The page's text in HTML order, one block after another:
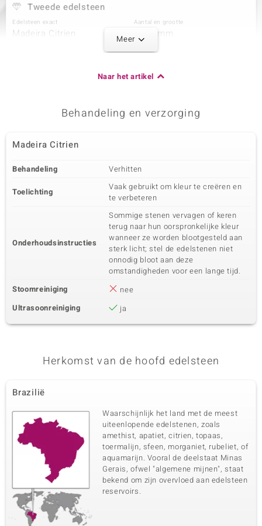
Tweede edelsteen
Edelsteen exact
Madeira Citrien
Aantal en grootte
1 à 6 mm
Herkomst
Madeira Citrien
0,216 ct Rond geslepen
Zetting Herkomst
Brazilië
Vierde edelsteen
Aantal en grootte
1 à 2,5 mm
0,054 ct
Slijpvorm
Zetting
Prong
Edelsteen exact Aantal en grootte
Karaatgewicht som
Prong
Herkomst
Brazilië
Meer
Naar het artikel
Behandeling en verzorging
Madeira Citrien
Behandeling Verhitten
Toelichting
Vaak gebruikt om kleur te creëren en
te verbeteren
Onderhoudsinstructies
Sommige stenen vervagen of keren
terug naar hun oorspronkelijke kleur
wanneer ze worden blootgesteld aan
sterk licht; stel de edelstenen niet
onnodig bloot aan deze
omstandigheden voor een lange tijd.
Stoomreiniging
nee
Ultrasoonreiniging
ja
Herkomst van de hoofd edelsteen
Brazilië
Waarschijnlijk het land met de meest
uiteenlopende edelstenen, zoals
amethist, apatiet, citrien, topaas,
toermalijn, sfeen, morganiet, rubeliet, of
aquamarijn. Vooral de deelstaat Minas
Gerais, ofwel "algemene mijnen", staat
bekend om zijn overvloed aan edelsteen
reservoirs.